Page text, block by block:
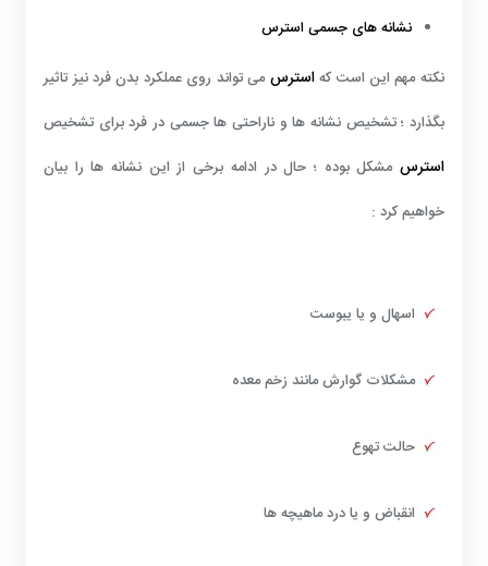
نشانه های جسمی استرس
نکته مهم این است کهاسترسمی تواند روی عملکرد بدن فرد نیز تاثیر
بگذارد ؛ تشخیص نشانه ها و ناراحتی ها جسمی در فرد برای تشخیص
استرسمشکل بوده ؛ حال در ادامه برخی از این نشانه ها را بیان
خواهیم کرد :
اسهال و یا یبوست
مشکلات گوارش مانند زخم معده
حالت تهوع
انقباض و یا درد ماهیچه ها